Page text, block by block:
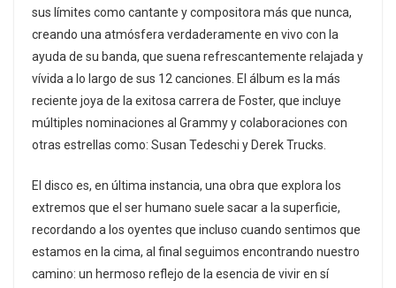
sus límites como cantante y compositora más que nunca,
creando una atmósfera verdaderamente en vivo con la
ayuda de su banda, que suena refrescantemente relajada y
vívida a lo largo de sus 12 canciones. El álbum es la más
reciente joya de la exitosa carrera de Foster, que incluye
múltiples nominaciones al Grammy y colaboraciones con
otras estrellas como: Susan Tedeschi y Derek Trucks.
El disco es, en última instancia, una obra que explora los
extremos que el ser humano suele sacar a la superficie,
recordando a los oyentes que incluso cuando sentimos que
estamos en la cima, al final seguimos encontrando nuestro
camino: un hermoso reflejo de la esencia de vivir en sí